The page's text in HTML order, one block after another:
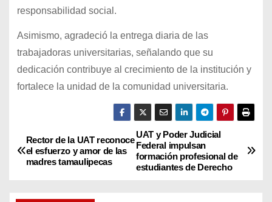
responsabilidad social.
Asimismo, agradeció la entrega diaria de las
trabajadoras universitarias, señalando que su
dedicación contribuye al crecimiento de la institución y
fortalece la unidad de la comunidad universitaria.
N
a
UAT y Poder Judicial
Federal impulsan
formación profesional de
estudiantes de Derecho
Rector de la UAT reconoce
el esfuerzo y amor de las
madres tamaulipecas